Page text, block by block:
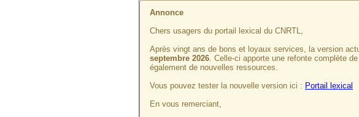
Annonce
Chers usagers du portail lexical du CNRTL,
Après vingt ans de bons et loyaux services, la version
septembre 2026. Celle-ci apporte une refonte complète
également de nouvelles ressources.
Vous pouvez tester la nouvelle version ici : Portail lexical
En vous remerciant,